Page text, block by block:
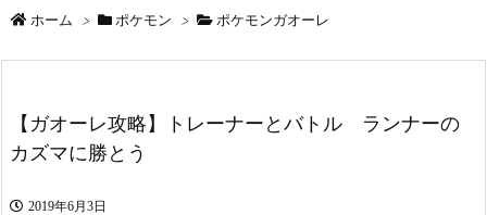
ホーム > ポケモン > ポケモンガオーレ
【ガオーレ攻略】トレーナーとバトル ランナーの
カズマに勝とう
2019年6月3日